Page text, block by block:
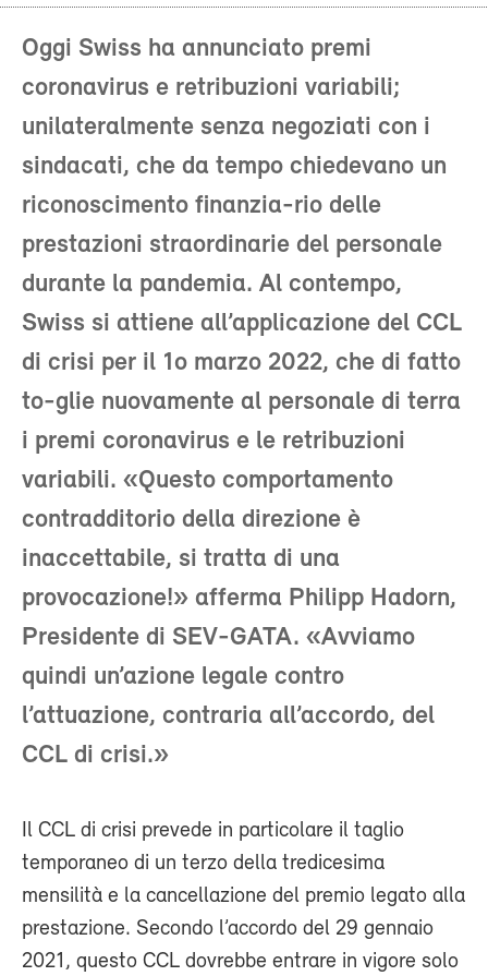
Oggi Swiss ha annunciato premi
coronavirus e retribuzioni variabili;
unilateralmente senza negoziati con i
sindacati, che da tempo chiedevano un
riconoscimento finanzia-rio delle
prestazioni straordinarie del personale
durante la pandemia. Al contempo,
Swiss si attiene all’applicazione del CCL
di crisi per il 1o marzo 2022, che di fatto
to-glie nuovamente al personale di terra
i premi coronavirus e le retribuzioni
variabili. «Questo comportamento
contradditorio della direzione è
inaccettabile, si tratta di una
provocazione!» afferma Philipp Hadorn,
Presidente di SEV-GATA. «Avviamo
quindi un’azione legale contro
l’attuazione, contraria all’accordo, del
CCL di crisi.»
Il CCL di crisi prevede in particolare il taglio
temporaneo di un terzo della tredicesima
mensilità e la cancellazione del premio legato alla
prestazione. Secondo l’accordo del 29 gennaio
2021, questo CCL dovrebbe entrare in vigore solo